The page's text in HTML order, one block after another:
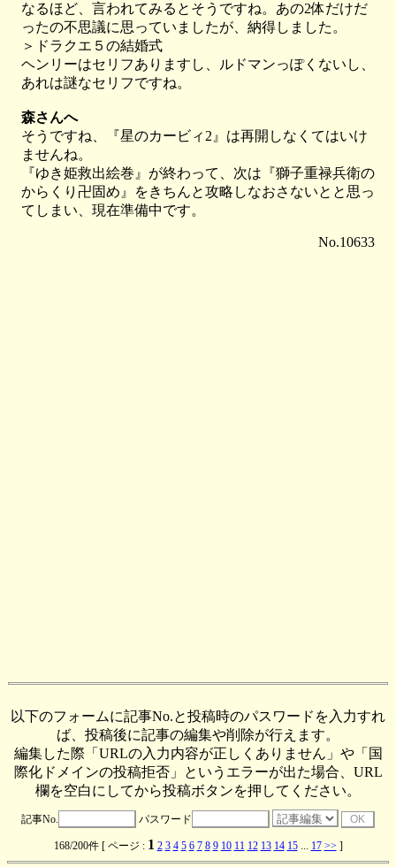
なるほど、言われてみるとそうですね。あの2体だけだ
ったの不思議に思っていましたが、納得しました。
＞ドラクエ５の結婚式
ヘンリーはセリフありますし、ルドマンっぽくないし、
あれは謎なセリフですね。
森さんへ
そうですね、『星のカービィ2』は再開しなくてはいけ
ませんね。
『ゆき姫救出絵巻』が終わって、次は『獅子重禄兵衛の
からくり卍固め』をきちんと攻略しなおさないとと思っ
てしまい、現在準備中です。
No.10633
以下のフォームに記事No.と投稿時のパスワードを入力すれ
ば、投稿後に記事の編集や削除が行えます。
編集した際「URLの入力内容が正しくありません」や「国
際化ドメインの投稿拒否」というエラーが出た場合、URL
欄を空白にしてから投稿ボタンを押してください。
記事No. パスワード
168/200件 [ ページ : 1 2 3 4 5 6 7 8 9 10 11 12 13 14 15... 17 >> ]